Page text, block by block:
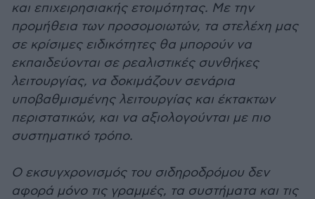
και επιχειρησιακής ετοιμότητας. Με την
προμήθεια των προσομοιωτών, τα στελέχη μας
σε κρίσιμες ειδικότητες θα μπορούν να
εκπαιδεύονται σε ρεαλιστικές συνθήκες
λειτουργίας, να δοκιμάζουν σενάρια
υποβαθμισμένης λειτουργίας και έκτακτων
περιστατικών, και να αξιολογούνται με πιο
συστηματικό τρόπο.
Ο εκσυγχρονισμός του σιδηροδρόμου δεν
αφορά μόνο τις γραμμές, τα συστήματα και τις